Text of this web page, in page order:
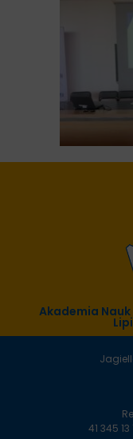
Akademia
41 345